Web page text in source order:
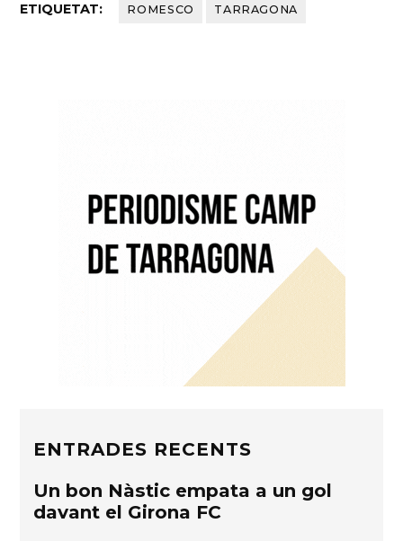
ETIQUETAT: ROMESCO TARRAGONA
ENTRADES RECENTS
Un bon Nàstic empata a un gol
davant el Girona FC